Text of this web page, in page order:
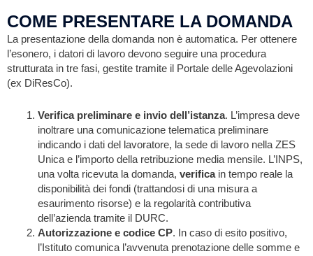
COME PRESENTARE LA DOMANDA
La presentazione della domanda non è automatica. Per ottenere
l’esonero, i datori di lavoro devono seguire una procedura
strutturata in tre fasi, gestite tramite il Portale delle Agevolazioni
(ex DiResCo).
Verifica preliminare e invio dell’istanza. L’impresa deve
inoltrare una comunicazione telematica preliminare
indicando i dati del lavoratore, la sede di lavoro nella ZES
Unica e l’importo della retribuzione media mensile. L’INPS,
una volta ricevuta la domanda, verificain tempo reale la
disponibilità dei fondi (trattandosi di una misura a
esaurimento risorse) e la regolarità contributiva
dell’azienda tramite il DURC.
Autorizzazione e codice CP. In caso di esito positivo,
l’Istituto comunica l’avvenuta prenotazione delle somme e